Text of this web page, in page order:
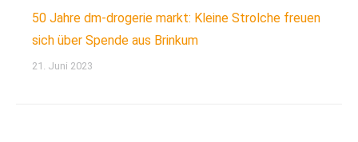
50 Jahre dm-drogerie markt: Kleine Strolche freuen
sich über Spende aus Brinkum
21. Juni 2023